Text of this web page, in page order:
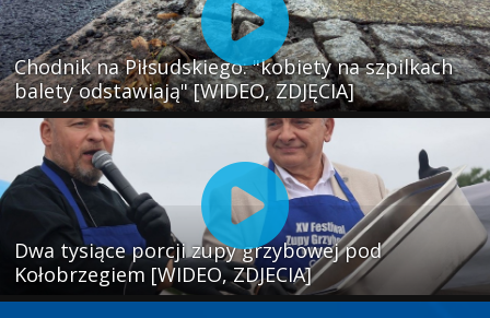
Chodnik na Piłsudskiego: "kobiety na szpilkach
balety odstawiają" [WIDEO, ZDJĘCIA]
Dwa tysiące porcji zupy grzybowej pod
Kołobrzegiem [WIDEO, ZDJECIA]